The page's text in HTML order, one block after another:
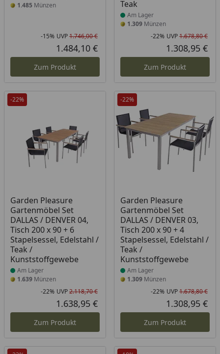
1.485 Münzen
Rabatt in Prozent
-15%
Ursprünglicher Preis
UVP1.746,00 €
Aktueller Preis
1.484,10 €
Zum Produkt
Teak
Am Lager
1.309Münzen
-22% UVP1.678,80 €
1.308,95 €
Zum Produkt
-22%
Garden Pleasure
Gartenmöbel Set
DALLAS / DENVER 04,
Tisch 200 x 90 + 6
Stapelsessel, Edelstahl /
Teak /
Kunststoffgewebe
Produkt am Lager
Am Lager
1.639 Münzen
Rabatt in Prozent
-22%
Ursprünglicher Preis
UVP2.118,70 €
Aktueller Preis
1.638,95 €
Zum Produkt
-22%
Garden Pleasure
Gartenmöbel Set
DALLAS / DENVER 03,
Tisch 200 x 90 + 4
Stapelsessel, Edelstahl /
Teak /
Kunststoffgewebe
Produkt am Lager
Am Lager
1.309Münzen
-22% UVP1.678,80 €
1.308,95 €
Zum Produkt